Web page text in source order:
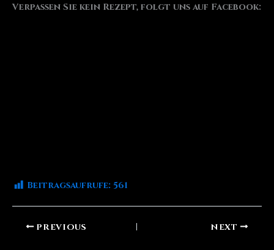
Verpassen Sie kein Rezept, folgt uns auf Facebook:
Beitragsaufrufe: 561
PREVIOUS NEXT